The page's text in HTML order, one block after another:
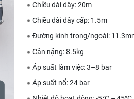
Chiều dài dây: 20m
Chiều dài dây cấp: 1.5m
Đường kính trong/ngoài:
Cân nặng: 8.5kg
Áp suất làm việc: 3–8 bar
Áp suất nổ: 24 bar